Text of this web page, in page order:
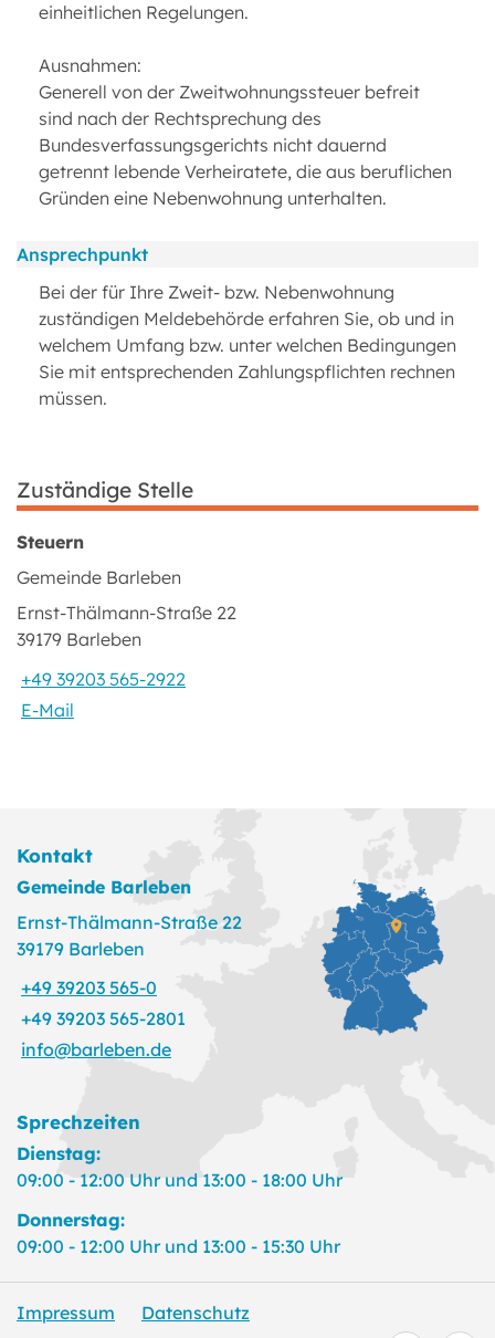
einheitlichen Regelungen.
Ausnahmen:
Generell von der Zweitwohnungssteuer befreit
sind nach der Rechtsprechung des
Bundesverfassungsgerichts nicht dauernd
getrennt lebende Verheiratete, die aus beruflichen
Gründen eine Nebenwohnung unterhalten.
Ansprechpunkt
Bei der für Ihre Zweit- bzw. Nebenwohnung
zuständigen Meldebehörde erfahren Sie, ob und in
welchem Umfang bzw. unter welchen Bedingungen
Sie mit entsprechenden Zahlungspflichten rechnen
müssen.
Zuständige Stelle
Steuern
Gemeinde Barleben
Ernst-Thälmann-Straße 22
39179 Barleben
+49 39203 565-2922
E-Mail
Kontakt
Gemeinde Barleben
Ernst-Thälmann-Straße 22
39179 Barleben
+49 39203 565-0
+49 39203 565-2801
info@barleben.de
Sprechzeiten
Dienstag:
09:00 - 12:00 Uhr und 13:00 - 18:00 Uhr
Donnerstag:
09:00 - 12:00 Uhr und 13:00 - 15:30 Uhr
Impressum Datenschutz